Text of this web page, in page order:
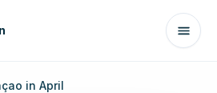
in April